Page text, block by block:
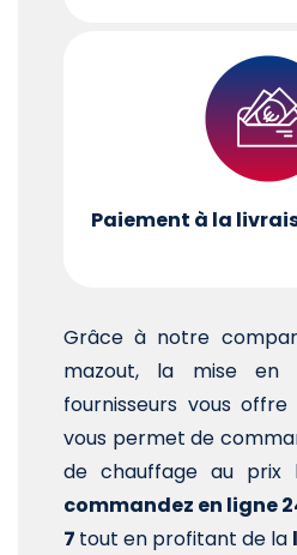
Paiement à la
Grâce à notre
mazout, la mise en
fournisseurs vous
vous permet de
de chauffage au prix
commandez en ligne
7 tout en profitant de la